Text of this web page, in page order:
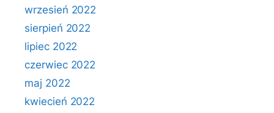
wrzesień 2022
sierpień 2022
lipiec 2022
czerwiec 2022
maj 2022
kwiecień 2022